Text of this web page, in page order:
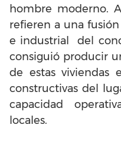
hombre moderno.
refieren a una
e industrial del
consiguió producir
de estas viviendas
constructivas del
capacidad
locales.